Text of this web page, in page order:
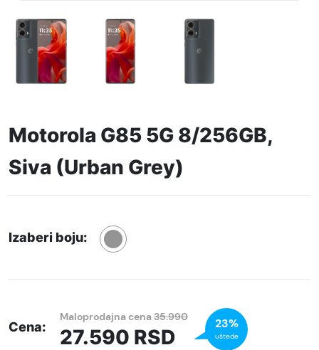
Motorola G85 5G 8/256GB,
Siva (Urban Grey)
Izaberi boju:
Cena:
Maloprodajna cena35.990
27.590 RSD
23%
uštede